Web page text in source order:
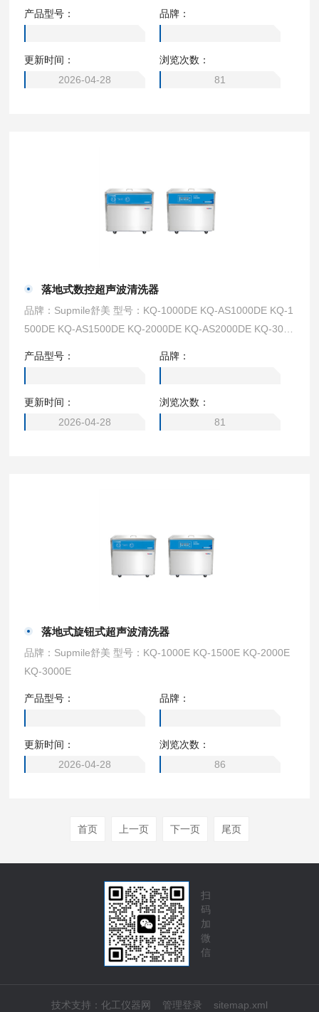
产品型号： 品牌：
更新时间：
2026-04-28
浏览次数：
81
落地式数控超声波清洗器
品牌：Supmile舒美 型号：KQ-1000DE KQ-AS1000DE KQ-1
500DE KQ-AS1500DE KQ-2000DE KQ-AS2000DE KQ-300
产品型号： 品牌：
更新时间：
2026-04-28
浏览次数：
81
落地式旋钮式超声波清洗器
品牌：Supmile舒美 型号：KQ-1000E KQ-1500E KQ-2000E
KQ-3000E
产品型号： 品牌：
更新时间：
2026-04-28
浏览次数：
86
首页 上一页 下一页 尾页
扫
码
加
微
信
技术支持： 化工仪器网 管理登录 sitemap.xml